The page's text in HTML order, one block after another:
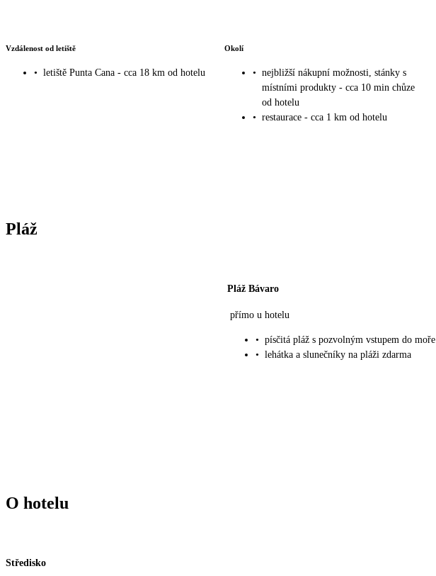
Vzdálenost od letiště
• letiště Punta Cana - cca 18 km od hotelu
Okolí
• nejbližší nákupní možnosti, stánky s
místními produkty - cca 10 min chůze
od hotelu
• restaurace - cca 1 km od hotelu
Pláž
Pláž Bávaro
přímo u hotelu
• písčitá pláž s pozvolným vstupem do moře
• lehátka a slunečníky na pláži zdarma
O hotelu
Středisko